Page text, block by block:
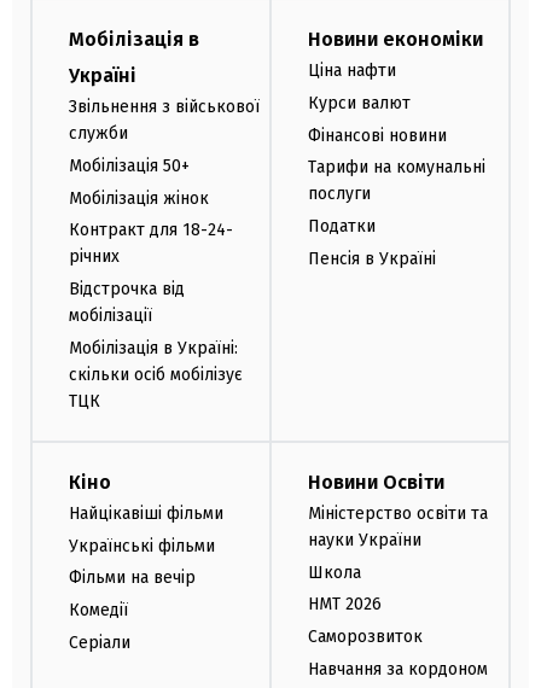
Мобілізація в
Україні
Звільнення з військової
служби
Мобілізація 50+
Мобілізація жінок
Контракт для 18-24-
річних
Відстрочка від
мобілізації
Мобілізація в Україні:
скільки осіб мобілізує
ТЦК
Новини економіки
Ціна нафти
Курси валют
Фінансові новини
Тарифи на комунальні
послуги
Податки
Пенсія в Україні
Кіно
Найцікавіші фільми
Українські фільми
Фільми на вечір
Комедії
Серіали
Новини Освіти
Міністерство освіти та
науки України
Школа
НМТ 2026
Саморозвиток
Навчання за кордоном